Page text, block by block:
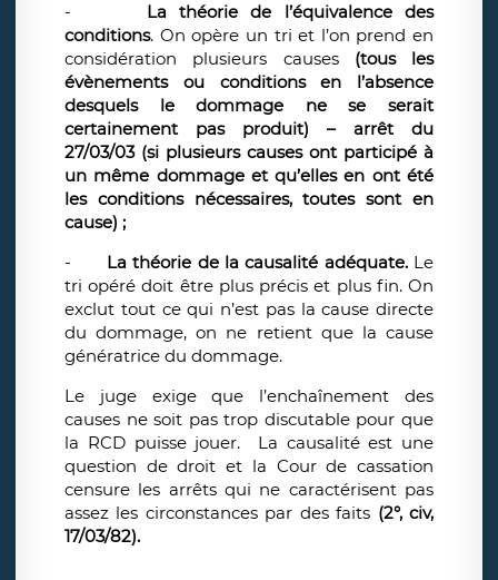
- La théorie de l’équivalence des
conditions. On opère un tri et l’on prend en
considération plusieurs causes (tous les
évènements ou conditions en l’absence
desquels le dommage ne se serait
certainement pas produit) – arrêt du
27/03/03 (si plusieurs causes ont participé à
un même dommage et qu’elles en ont été
les conditions nécessaires, toutes sont en
cause) ;
- La théorie de la causalité adéquate.Le
tri opéré doit être plus précis et plus fin. On
exclut tout ce qui n’est pas la cause directe
du dommage, on ne retient que la cause
génératrice du dommage.
Le juge exige que l’enchaînement des
causes ne soit pas trop discutable pour que
la RCD puisse jouer. La causalité est une
question de droit et la Cour de cassation
censure les arrêts qui ne caractérisent pas
assez les circonstances par des faits (2°, civ,
17/03/82).